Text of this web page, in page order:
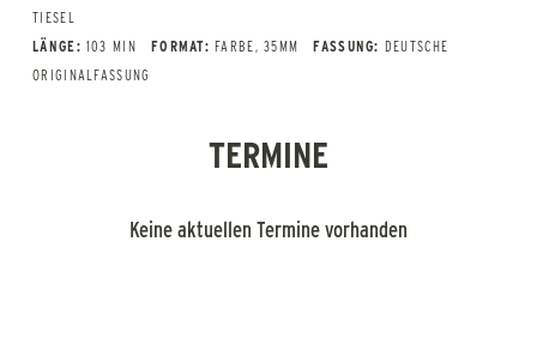
TIESEL
LÄNGE: 103 MIN FORMAT: FARBE, 35MM FASSUNG: DEUTSCHE
ORIGINALFASSUNG
TERMINE
Keine aktuellen Termine vorhanden